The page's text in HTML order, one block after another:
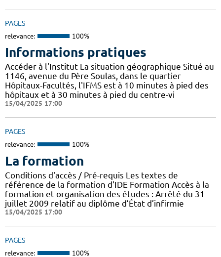
PAGES
relevance: 100%
Informations pratiques
Accéder à l'Institut La situation géographique Situé au
1146, avenue du Père Soulas, dans le quartier
Hôpitaux-Facultés, l'IFMS est à 10 minutes à pied des
hôpitaux et à 30 minutes à pied du centre-vi
15/04/2025 17:00
PAGES
relevance: 100%
La formation
Conditions d'accès / Pré-requis Les textes de
référence de la formation d'IDE Formation Accès à la
formation et organisation des études : Arrêté du 31
juillet 2009 relatif au diplôme d’État d’infirmie
15/04/2025 17:00
PAGES
relevance: 100%